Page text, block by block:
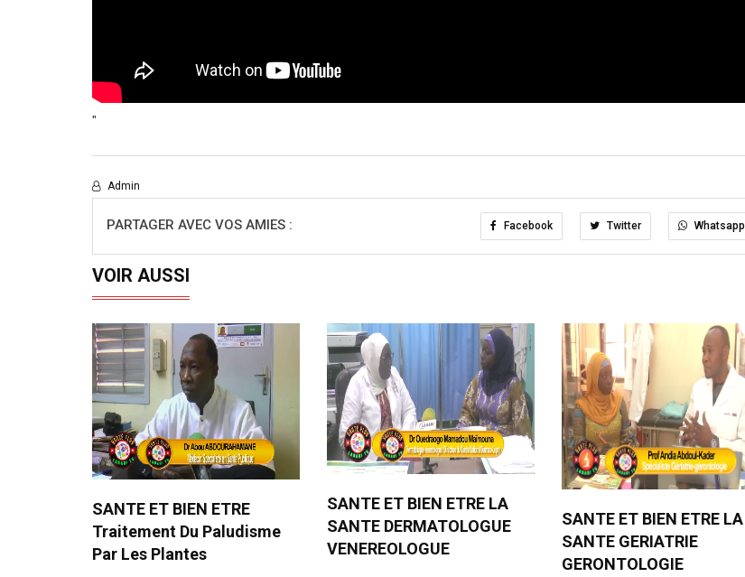
"
Admin
PARTAGER AVEC VOS AMIES : Facebook Twitter Whatsapp
VOIR AUSSI
SANTE ET BIEN ETRE
Traitement Du Paludisme
Par Les Plantes
SANTE ET BIEN ETRE LA
SANTE DERMATOLOGUE
VENEREOLOGUE
SANTE ET BIEN ETRE LA
SANTE GERIATRIE
GERONTOLOGIE